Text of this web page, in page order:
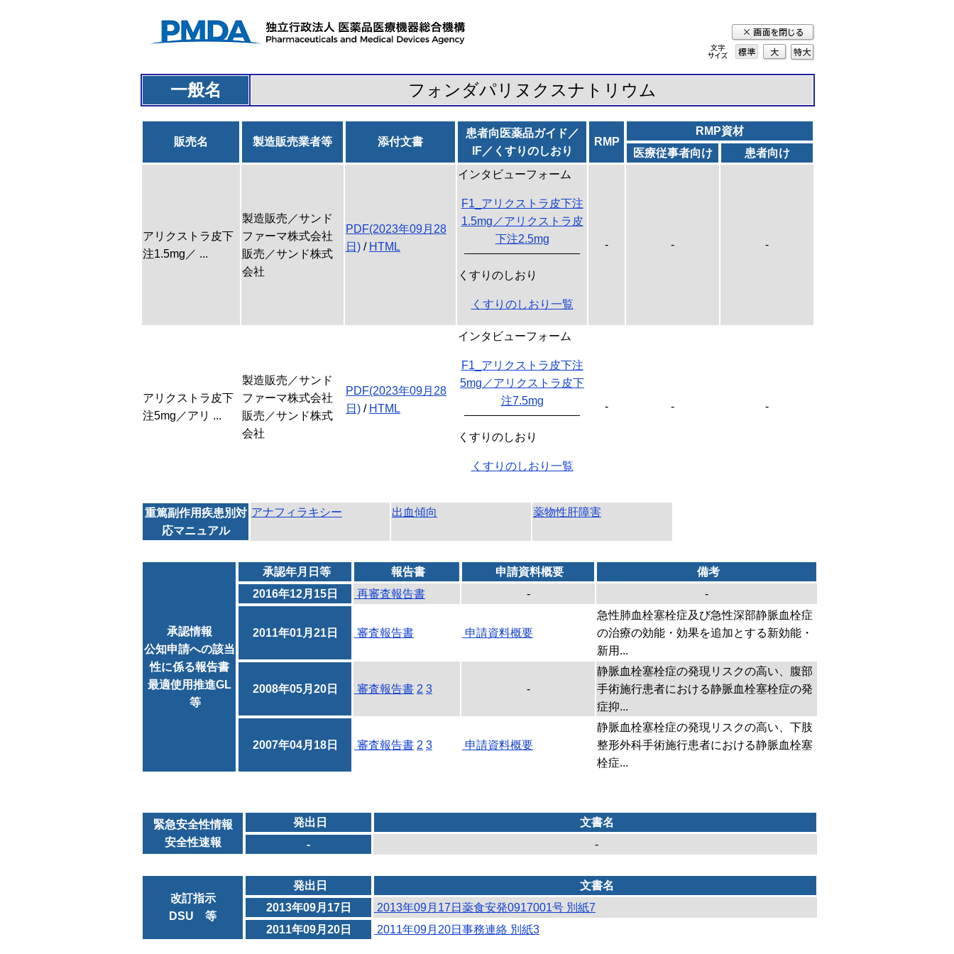
標準 大
特
大
一般名 フォンダパリヌクスナトリウム
販売名 製造販売業者等 添付文書
患者向医薬品ガイド／
IF／くすりのしおり
RMP
RMP資材
医療従事者向け
患者向け
アリクストラ皮下
注1.5mg／ ...
製造販売／サンド
ファーマ株式会社
販売／サンド株式
会社
PDF(2023年09月28
日) / HTML
インタビューフォーム
F1_アリクストラ皮下注
1.5mg／アリクストラ皮
下注2.5mg
くすりのしおり
くすりのしおり一覧
- - -
アリクストラ皮下
注5mg／アリ ...
製造販売／サンド
ファーマ株式会社
販売／サンド株式
会社
PDF(2023年09月28
日) / HTML
インタビューフォーム
F1_アリクストラ皮下注
5mg／アリクストラ皮下
注7.5mg
くすりのしおり
くすりのしおり一覧
- - -
重篤副作用疾患別対
応マニュアル
アナフィラキシー 出血傾向 薬物性肝障害
承認情報
公知申請への該当
性に係る報告書
最適使用推進GL
等
承認年月日等 報告書 申請資料概要
備考
2016年12月15日
再審査報告書 - -
2011年01月21日 審査報告書 申請資料概要
急性肺血栓塞栓症及び急性深部静脈血栓症
の治療の効能・効果を追加とする新効能・
新用...
2008年05月20日 審査報告書 2 3 -
静脈血栓塞栓症の発現リスクの高い、腹部
手術施行患者における静脈血栓塞栓症の発
症抑...
2007年04月18日 審査報告書 2 3 申請資料概要
静脈血栓塞栓症の発現リスクの高い、下肢
整形外科手術施行患者における静脈血栓塞
栓症...
緊急安全性情報
安全性速報
発出日
文書名
-
-
改訂指示
DSU 等
発出日
文書名
2013年09月17日
2013年09月17日薬食安発0917001号 別紙7
2011年09月20日
2011年09月20日事務連絡 別紙3